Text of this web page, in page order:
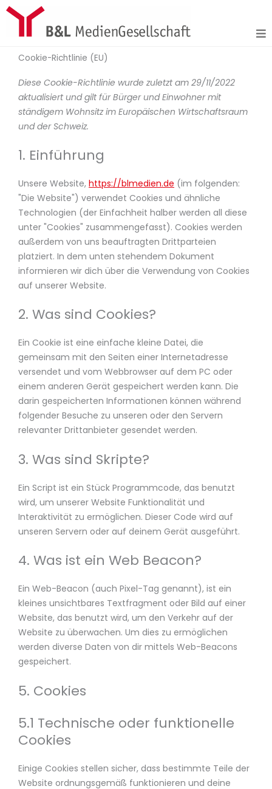
Zum
Inhalt
springen
Cookie-Richtlinie (EU)
Diese Cookie-Richtlinie wurde zuletzt am 29/11/2022
aktualisiert und gilt für Bürger und Einwohner mit
ständigem Wohnsitz im Europäischen Wirtschaftsraum
und der Schweiz.
1. Einführung
Unsere Website, https://blmedien.de (im folgenden:
"Die Website") verwendet Cookies und ähnliche
Technologien (der Einfachheit halber werden all diese
unter "Cookies" zusammengefasst). Cookies werden
außerdem von uns beauftragten Drittparteien
platziert. In dem unten stehendem Dokument
informieren wir dich über die Verwendung von Cookies
auf unserer Website.
2. Was sind Cookies?
Ein Cookie ist eine einfache kleine Datei, die
gemeinsam mit den Seiten einer Internetadresse
versendet und vom Webbrowser auf dem PC oder
einem anderen Gerät gespeichert werden kann. Die
darin gespeicherten Informationen können während
folgender Besuche zu unseren oder den Servern
relevanter Drittanbieter gesendet werden.
3. Was sind Skripte?
Ein Script ist ein Stück Programmcode, das benutzt
wird, um unserer Website Funktionalität und
Interaktivität zu ermöglichen. Dieser Code wird auf
unseren Servern oder auf deinem Gerät ausgeführt.
4. Was ist ein Web Beacon?
Ein Web-Beacon (auch Pixel-Tag genannt), ist ein
kleines unsichtbares Textfragment oder Bild auf einer
Website, das benutzt wird, um den Verkehr auf der
Website zu überwachen. Um dies zu ermöglichen
werden diverse Daten von dir mittels Web-Beacons
gespeichert.
5. Cookies
5.1 Technische oder funktionelle
Cookies
Einige Cookies stellen sicher, dass bestimmte Teile der
Website ordnungsgemäß funktionieren und deine
Consent
to
service
Consent
to
service
Consent
to
service
Consent
to
service
Consent
to
service
Consent
to
service
Consent
to
service
Consent
to
service
Consent
to
service
Consent
to
service
Consent
to
service
Consent
to
service
Consent
to
service
Statistiken
Marketing